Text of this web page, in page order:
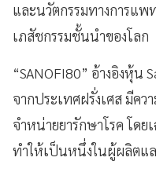
และนวัตกรรมทางการแ
เภสัชกรรมชั้นนำของโลก
“SANOFI80” อ้างอิงหุ้น
จากประเทศฝรั่งเศส มีค
จำหน่ายยารักษาโรค โดย
ทำให้เป็นหนึ่งในผู้ผลิตแ